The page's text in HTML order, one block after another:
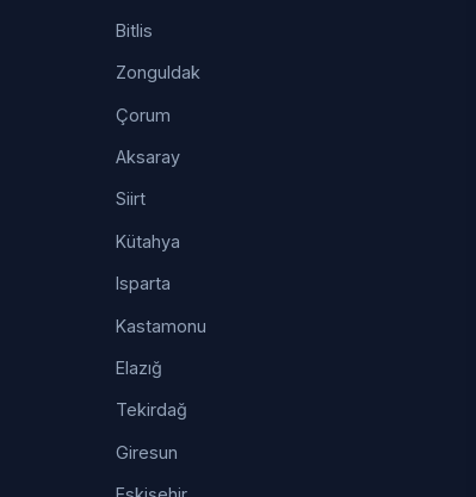
Bitlis
Zonguldak
Çorum
Aksaray
Siirt
Kütahya
Isparta
Kastamonu
Elazığ
Tekirdağ
Giresun